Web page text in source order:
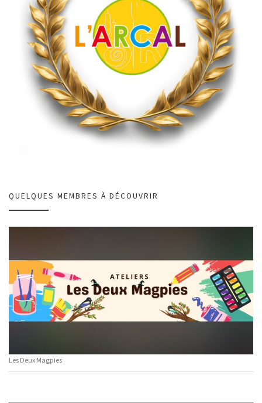
QUELQUES MEMBRES À DÉCOUVRIR
Les Deux Magpies